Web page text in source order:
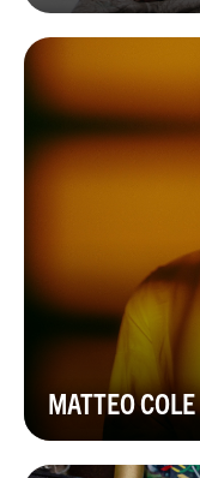
MATTEO COLE